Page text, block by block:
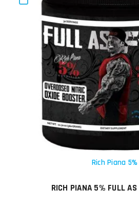
Rich Piana 5%
RICH PIANA 5% FULL